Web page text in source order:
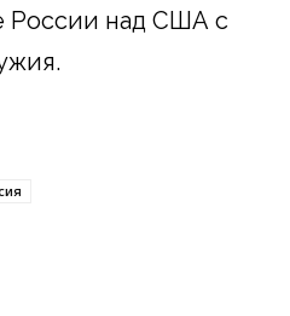
России над США с